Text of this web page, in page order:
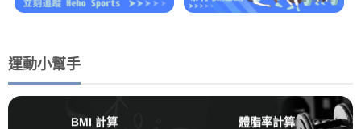
運動小幫手
BMI 計算 體脂率計算